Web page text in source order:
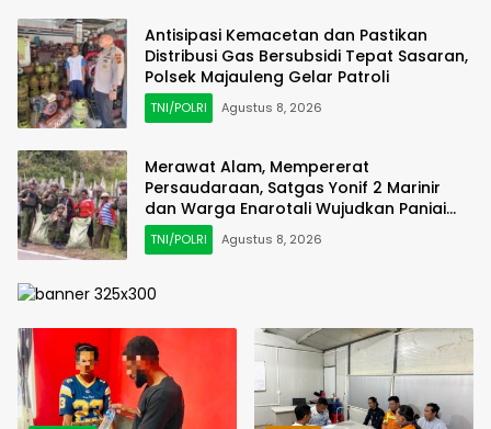
Antisipasi Kemacetan dan Pastikan
Distribusi Gas Bersubsidi Tepat Sasaran,
Polsek Majauleng Gelar Patroli
TNI/POLRI Agustus 8, 2026
Merawat Alam, Mempererat
Persaudaraan, Satgas Yonif 2 Marinir
dan Warga Enarotali Wujudkan Paniai
Bersih, Indonesia Asri
TNI/POLRI Agustus 8, 2026